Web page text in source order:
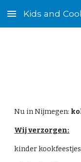
Skip to main content
Kids and
Nu in Nijmegen:
Wij verzorgen:
kinder kookfeestjes